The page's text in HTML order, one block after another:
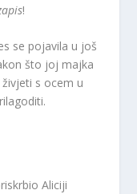
!
se pojavila u još
što joj majka
s ocem u
Aliciji